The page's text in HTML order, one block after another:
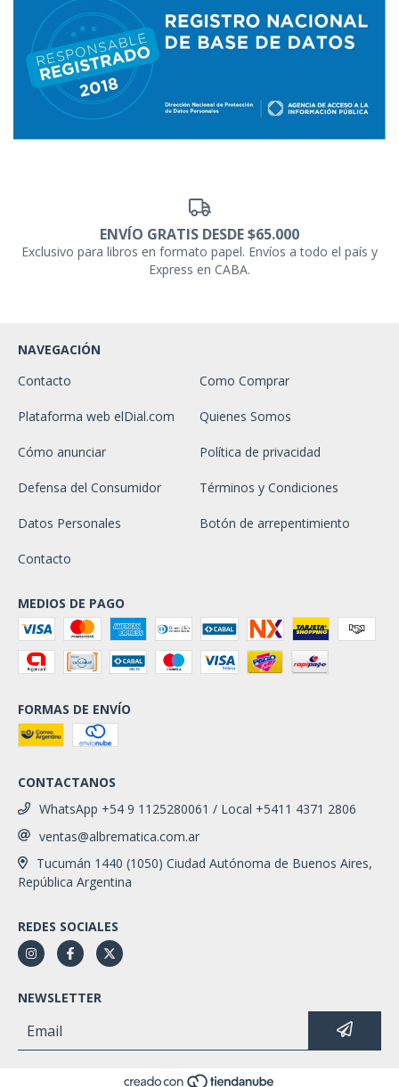
ENVÍO GRATIS DESDE $65.000
Exclusivo para libros en formato papel. Envíos a todo el país y
Express en CABA.
NAVEGACIÓN
Contacto
Como Comprar
Plataforma web elDial.com Quienes Somos
Cómo anunciar Política de privacidad
Defensa del Consumidor Términos y Condiciones
Datos Personales Botón de arrepentimiento
Contacto
MEDIOS DE PAGO
FORMAS DE ENVÍO
CONTACTANOS
WhatsApp +54 9 1125280061 / Local +5411 4371 2806
ventas@albrematica.com.ar
Tucumán 1440 (1050) Ciudad Autónoma de Buenos Aires,
República Argentina
REDES SOCIALES
NEWSLETTER